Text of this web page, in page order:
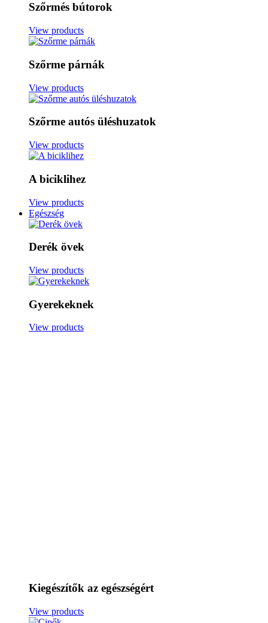
Szőrmés bútorok
View products
Szőrme párnák
View products
Szőrme autós üléshuzatok
View products
A biciklihez
View products
Egészség
Derék övek
View products
Gyerekeknek
View products
Kiegészítők az egészségért
View products